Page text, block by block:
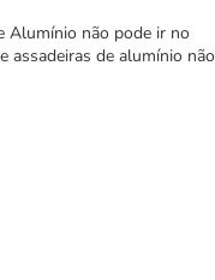
Alumínio não pode ir no
assadeiras de alumínio não